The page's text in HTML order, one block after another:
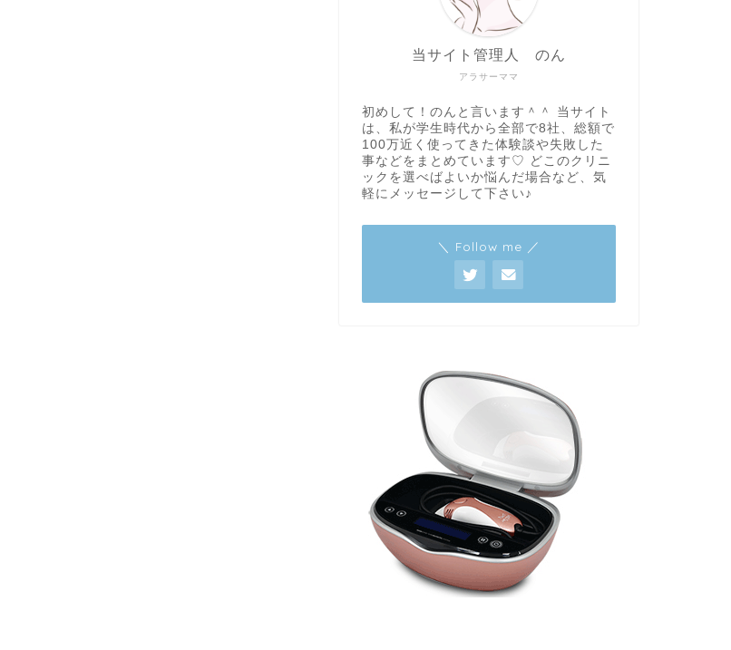
アラサーママ
当サイト管理人 のん
初めして！のんと言います＾＾ 当サイト
は、私が学生時代から全部で8社、総額で
100万近く使ってきた体験談や失敗した
事などをまとめています♡ どこのクリニ
ックを選べばよいか悩んだ場合など、気
軽にメッセージして下さい♪
＼ Follow me ／